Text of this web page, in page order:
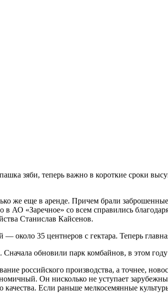
зяби, теперь важно в короткие сроки
же еще в аренде. Причем брали
в АО «Заречное» со всем справились
Станислав Кайсенов.
35 центнеров с гектара. Теперь
обновили парк комбайнов, в этом
российского производства, а точнее,
Он нисколько не уступает
Если раньше мелкосемянные